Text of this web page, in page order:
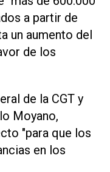
a partir de
un aumento del
de los
de la CGT y
Moyano,
"para que los
en los